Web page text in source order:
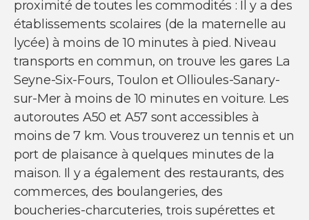
proximité de toutes les commodités : Il y a des
établissements scolaires (de la maternelle au
lycée) à moins de 10 minutes à pied. Niveau
transports en commun, on trouve les gares La
Seyne-Six-Fours, Toulon et Ollioules-Sanary-
sur-Mer à moins de 10 minutes en voiture. Les
autoroutes A50 et A57 sont accessibles à
moins de 7 km. Vous trouverez un tennis et un
port de plaisance à quelques minutes de la
maison. Il y a également des restaurants, des
commerces, des boulangeries, des
boucheries-charcuteries, trois supérettes et